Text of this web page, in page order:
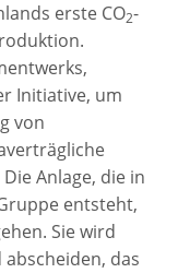
erste CO2-
Initiative, um
von
Anlage, die in
entsteht,
Sie wird
das